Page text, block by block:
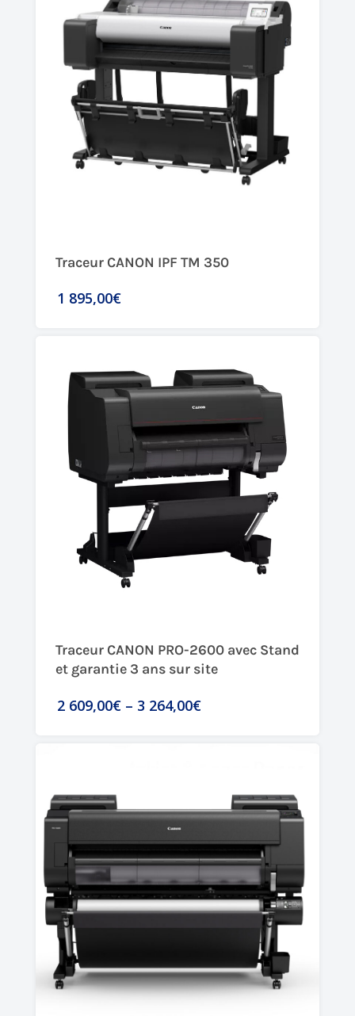
Traceur CANON IPF TM 350
1 895,00€
Traceur CANON PRO-2600 avec Stand
et garantie 3 ans sur site
2 609,00€ – 3 264,00€